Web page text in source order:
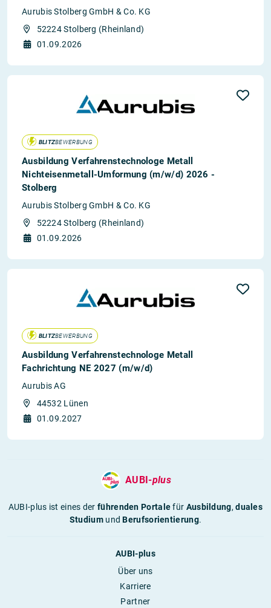
Aurubis Stolberg GmbH & Co. KG
52224 Stolberg (Rheinland)
01.09.2026
BLITZBEWERBUNG
Ausbildung Verfahrenstechnologe Metall
Nichteisenmetall-Umformung (m/w/d) 2026 -
Stolberg
Aurubis Stolberg GmbH & Co. KG
52224 Stolberg (Rheinland)
01.09.2026
BLITZBEWERBUNG
Ausbildung Verfahrenstechnologe Metall
Fachrichtung NE 2027 (m/w/d)
Aurubis AG
44532 Lünen
01.09.2027
AUBI-plus
AUBI-plus ist eines derführenden Portalefür Ausbildung,duales
StudiumundBerufsorientierung.
AUBI-plus
Über uns
Karriere
Partner